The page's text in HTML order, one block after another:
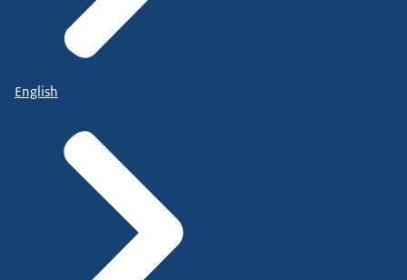
English